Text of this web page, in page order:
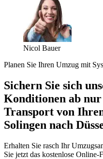
Nicol Bauer
Planen Sie Ihren Umzug mit
Sichern Sie sich
Konditionen ab
Transport von
Solingen nach
Erhalten Sie rasch Ihr
Sie jetzt das kostenlose Online-